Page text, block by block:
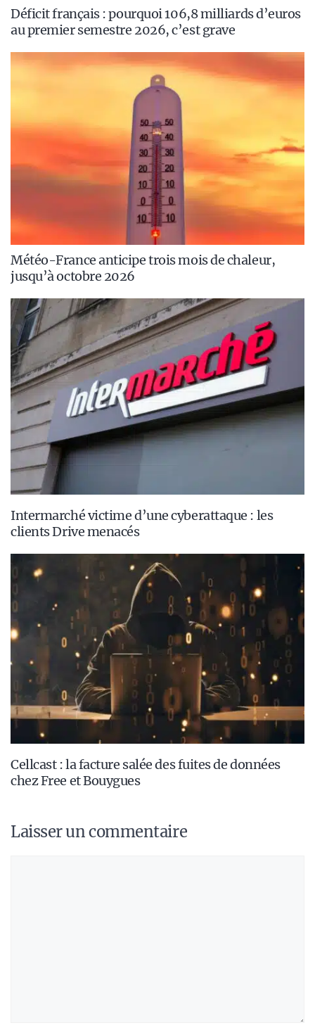
Déficit français : pourquoi 106,8 milliards d’euros
au premier semestre 2026, c’est grave
Météo-France anticipe trois mois de chaleur,
jusqu’à octobre 2026
Intermarché victime d’une cyberattaque : les
clients Drive menacés
Cellcast : la facture salée des fuites de données
chez Free et Bouygues
Laisser un commentaire